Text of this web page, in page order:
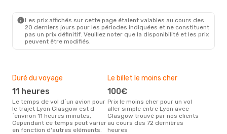
Les prix affichés sur cette page étaient valables au cours des
20 derniers jours pour les périodes indiquées et ne constituent
pas un prix définitif. Veuillez noter que la disponibilité et les prix
peuvent être modifiés.
Duré du voyage
11 heures
Le temps de vol d´un avion pour
le trajet Lyon Glasgow est d
´environ 11 heures minutes,
Cependant ce temps peut varier
en fonction d'autres eléments.
Le billet le moins cher
100€
Prix le moins cher pour un vol
aller simple entre Lyon avec
Glasgow trouvé par nos clients
au cours des 72 dernières
heures